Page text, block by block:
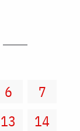
6
7
13
14